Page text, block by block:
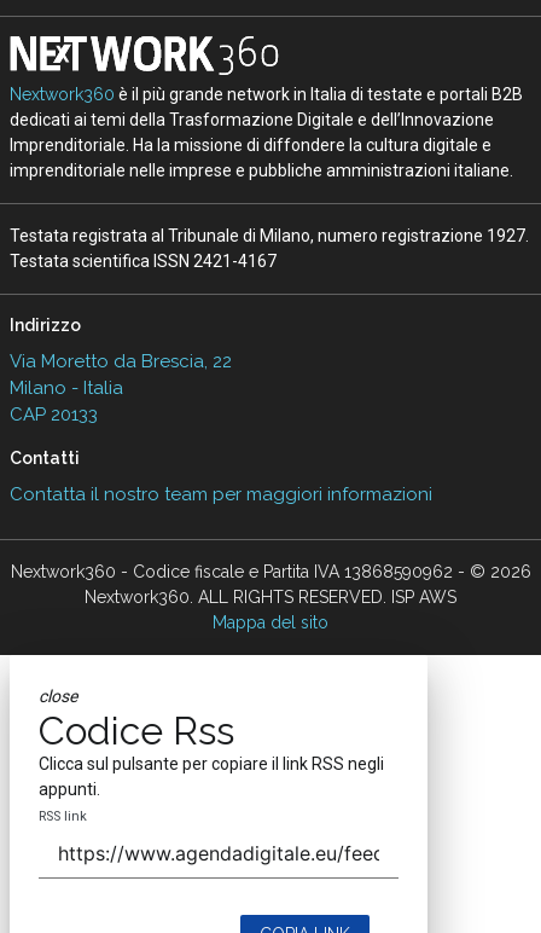
Nextwork360 è il più grande network in Italia di testate e portali B2B
dedicati ai temi della Trasformazione Digitale e dell’Innovazione
Imprenditoriale. Ha la missione di diffondere la cultura digitale e
imprenditoriale nelle imprese e pubbliche amministrazioni italiane.
Testata registrata al Tribunale di Milano, numero registrazione 1927.
Testata scientifica ISSN 2421-4167
Indirizzo
Via Moretto da Brescia, 22
Milano - Italia
CAP 20133
Contatti
Contatta il nostro team per maggiori informazioni
Nextwork360 - Codice fiscale e Partita IVA 13868590962 - © 2026
Nextwork360. ALL RIGHTS RESERVED. ISP AWS
Mappa del sito
close
Codice Rss
Clicca sul pulsante per copiare il link RSS negli
appunti.
RSS link